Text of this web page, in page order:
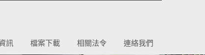
訊 檔案下載 相關法令 連絡我們